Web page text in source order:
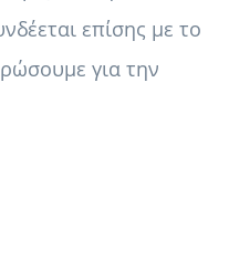
επίσης με το
για την